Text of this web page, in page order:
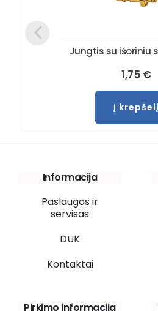
Jungtis su išoriniu
1,75 €
Į krepšelį
Informacija
Paslaugos ir
servisas
DUK
Kontaktai
Pirkimo informacija